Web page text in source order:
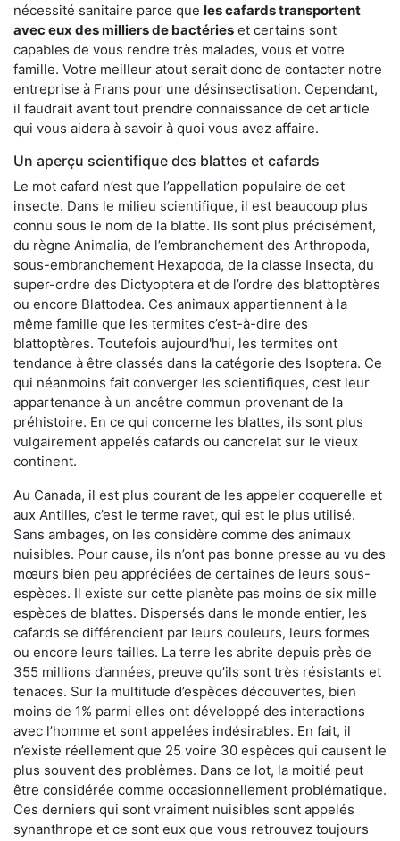
nécessité sanitaire parce que les cafards transportent
avec eux des milliers de bactéries et certains sont
capables de vous rendre très malades, vous et votre
famille. Votre meilleur atout serait donc de contacter notre
entreprise à Frans pour une désinsectisation. Cependant,
il faudrait avant tout prendre connaissance de cet article
qui vous aidera à savoir à quoi vous avez affaire.
Un aperçu scientifique des blattes et cafards
Le mot cafard n’est que l’appellation populaire de cet
insecte. Dans le milieu scientifique, il est beaucoup plus
connu sous le nom de la blatte. Ils sont plus précisément,
du règne Animalia, de l’embranchement des Arthropoda,
sous-embranchement Hexapoda, de la classe Insecta, du
super-ordre des Dictyoptera et de l’ordre des blattoptères
ou encore Blattodea. Ces animaux appartiennent à la
même famille que les termites c’est-à-dire des
blattoptères. Toutefois aujourd'hui, les termites ont
tendance à être classés dans la catégorie des Isoptera. Ce
qui néanmoins fait converger les scientifiques, c’est leur
appartenance à un ancêtre commun provenant de la
préhistoire. En ce qui concerne les blattes, ils sont plus
vulgairement appelés cafards ou cancrelat sur le vieux
continent.
Au Canada, il est plus courant de les appeler coquerelle et
aux Antilles, c’est le terme ravet, qui est le plus utilisé.
Sans ambages, on les considère comme des animaux
nuisibles. Pour cause, ils n’ont pas bonne presse au vu des
mœurs bien peu appréciées de certaines de leurs sous-
espèces. Il existe sur cette planète pas moins de six mille
espèces de blattes. Dispersés dans le monde entier, les
cafards se différencient par leurs couleurs, leurs formes
ou encore leurs tailles. La terre les abrite depuis près de
355 millions d’années, preuve qu’ils sont très résistants et
tenaces. Sur la multitude d’espèces découvertes, bien
moins de 1% parmi elles ont développé des interactions
avec l’homme et sont appelées indésirables. En fait, il
n’existe réellement que 25 voire 30 espèces qui causent le
plus souvent des problèmes. Dans ce lot, la moitié peut
être considérée comme occasionnellement problématique.
Ces derniers qui sont vraiment nuisibles sont appelés
synanthrope et ce sont eux que vous retrouvez toujours